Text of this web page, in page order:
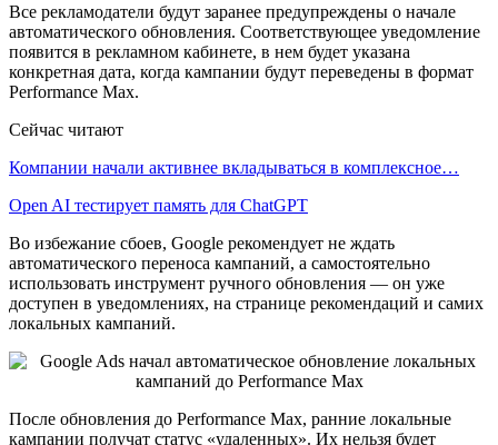
Все рекламодатели будут заранее предупреждены о начале
автоматического обновления. Соответствующее уведомление
появится в рекламном кабинете, в нем будет указана
конкретная дата, когда кампании будут переведены в формат
Performance Max.
Сейчас читают
Компании начали активнее вкладываться в комплексное…
Open AI тестирует память для ChatGPT
Во избежание сбоев, Google рекомендует не ждать
автоматического переноса кампаний, а самостоятельно
использовать инструмент ручного обновления — он уже
доступен в уведомлениях, на странице рекомендаций и самих
локальных кампаний.
После обновления до Performance Max, ранние локальные
кампании получат статус «удаленных». Их нельзя будет